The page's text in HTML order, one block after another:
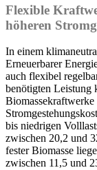
Flexible
höheren
In einem
Erneuerbarer
auch flexibel
benötigten Leistung
bis niedrigen
zwischen 20,2 und
fester Biomasse
zwischen 11,5 und